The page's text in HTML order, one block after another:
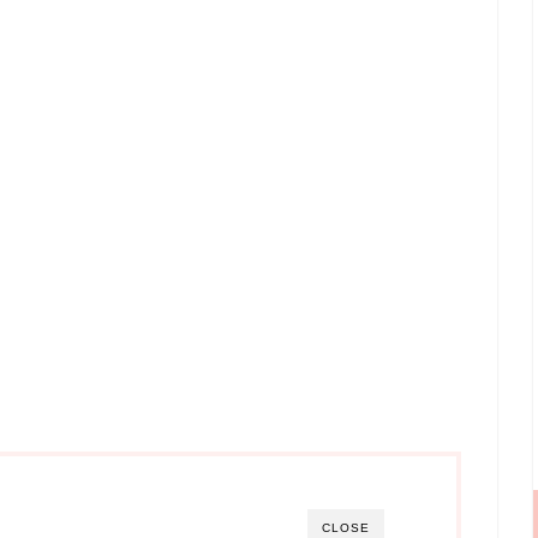
CLOSE